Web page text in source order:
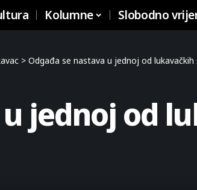
Kolumne Slobodno
> Odgađa se nastava u jednoj od lukavačkih
jednoj od